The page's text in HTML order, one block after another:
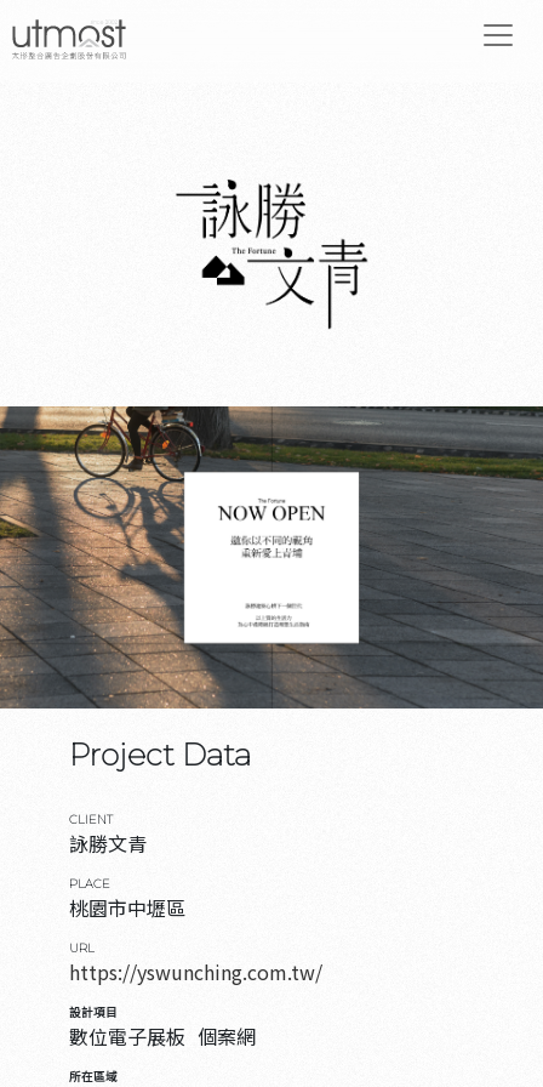
Project Data
CLIENT
詠勝文青
PLACE
桃園市中壢區
URL
https://yswunching.com.tw/
設計項目
數位電子展板 個案網
所在區域